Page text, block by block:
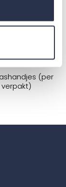
(per
verpakt)